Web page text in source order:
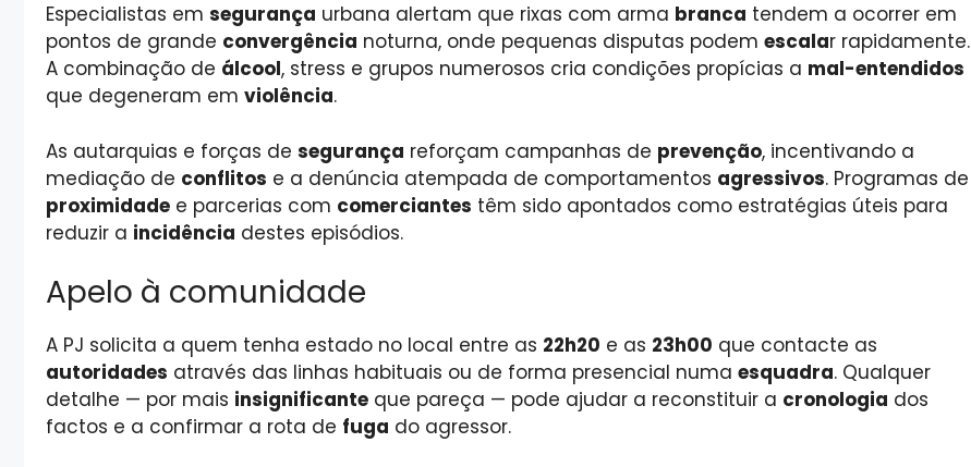
Especialistas em segurança urbana alertam que rixas com arma branca tendem a ocorrer em
pontos de grande convergência noturna, onde pequenas disputas podem escalar rapidamente.
A combinação de álcool, stress e grupos numerosos cria condições propícias a mal-entendidos
que degeneram em violência.
As autarquias e forças de segurança reforçam campanhas de prevenção, incentivando a
mediação de conflitos e a denúncia atempada de comportamentos agressivos. Programas de
proximidade e parcerias com comerciantes têm sido apontados como estratégias úteis para
reduzir a incidência destes episódios.
Apelo à comunidade
A PJ solicita a quem tenha estado no local entre as 22h20 e as 23h00 que contacte as
autoridades através das linhas habituais ou de forma presencial numa esquadra. Qualquer
detalhe — por mais insignificante que pareça — pode ajudar a reconstituir a cronologia dos
factos e a confirmar a rota de fuga do agressor.